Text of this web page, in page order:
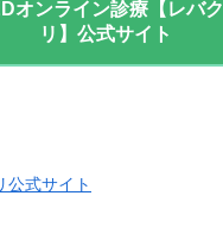
オンライン診療【レバク
リ】公式サイト
公式サイト